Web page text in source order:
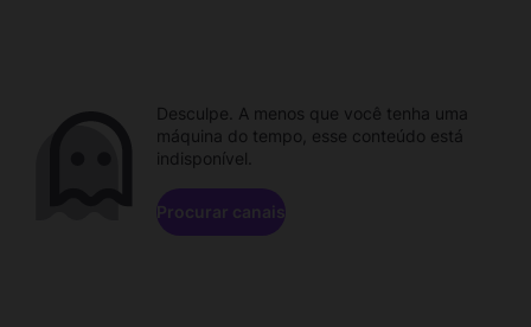
Desculpe. A menos que você tenha uma
máquina do tempo, esse conteúdo está
indisponível.
Procurar canais